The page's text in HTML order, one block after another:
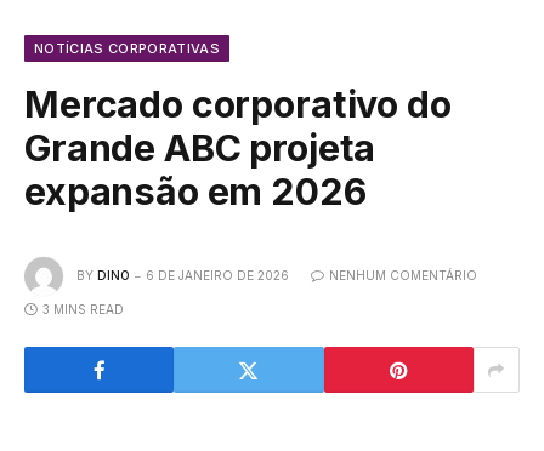
NOTÍCIAS CORPORATIVAS
Mercado corporativo do
Grande ABC projeta
expansão em 2026
BY DINO 6 DE JANEIRO DE 2026 NENHUM COMENTÁRIO
3 MINS READ